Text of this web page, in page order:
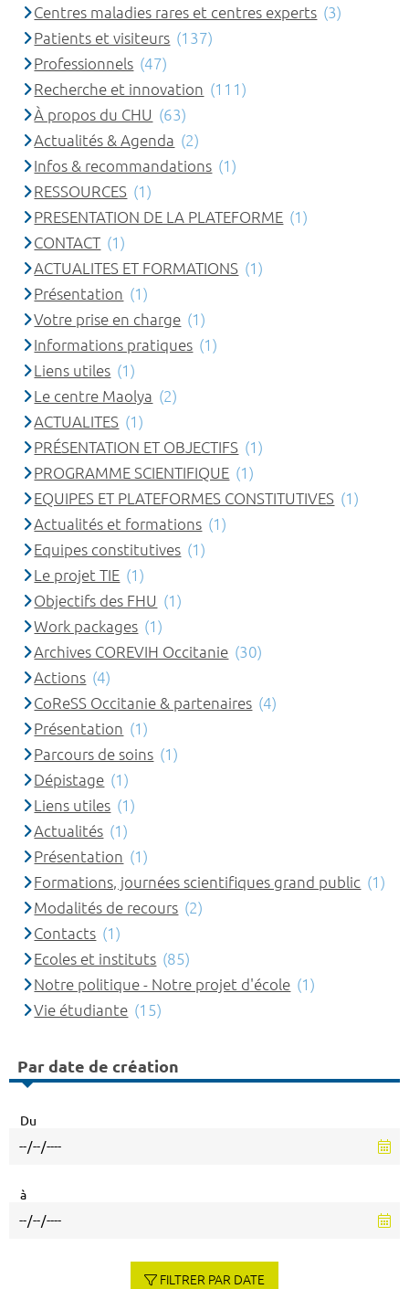
Centres maladies rares et centres experts (3)
Patients et visiteurs (137)
Professionnels (47)
Recherche et innovation (111)
À propos du CHU (63)
Actualités & Agenda (2)
Infos & recommandations (1)
RESSOURCES (1)
PRESENTATION DE LA PLATEFORME (1)
CONTACT (1)
ACTUALITES ET FORMATIONS (1)
Présentation (1)
Votre prise en charge (1)
Informations pratiques (1)
Liens utiles (1)
Le centre Maolya (2)
ACTUALITES (1)
PRÉSENTATION ET OBJECTIFS (1)
PROGRAMME SCIENTIFIQUE (1)
EQUIPES ET PLATEFORMES CONSTITUTIVES (1)
Actualités et formations (1)
Equipes constitutives (1)
Le projet TIE (1)
Objectifs des FHU (1)
Work packages (1)
Archives COREVIH Occitanie (30)
Actions (4)
CoReSS Occitanie & partenaires (4)
Présentation (1)
Parcours de soins (1)
Dépistage (1)
Liens utiles (1)
Actualités (1)
Présentation (1)
Formations, journées scientifiques grand public (1)
Modalités de recours (2)
Contacts (1)
Ecoles et instituts (85)
Notre politique - Notre projet d'école (1)
Vie étudiante (15)
Par date de création
Du
à
FILTRER PAR DATE